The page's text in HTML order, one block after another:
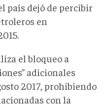
país dejó de percibir
en
el bloqueo a
adicionales
2017, prohibiendo
con la